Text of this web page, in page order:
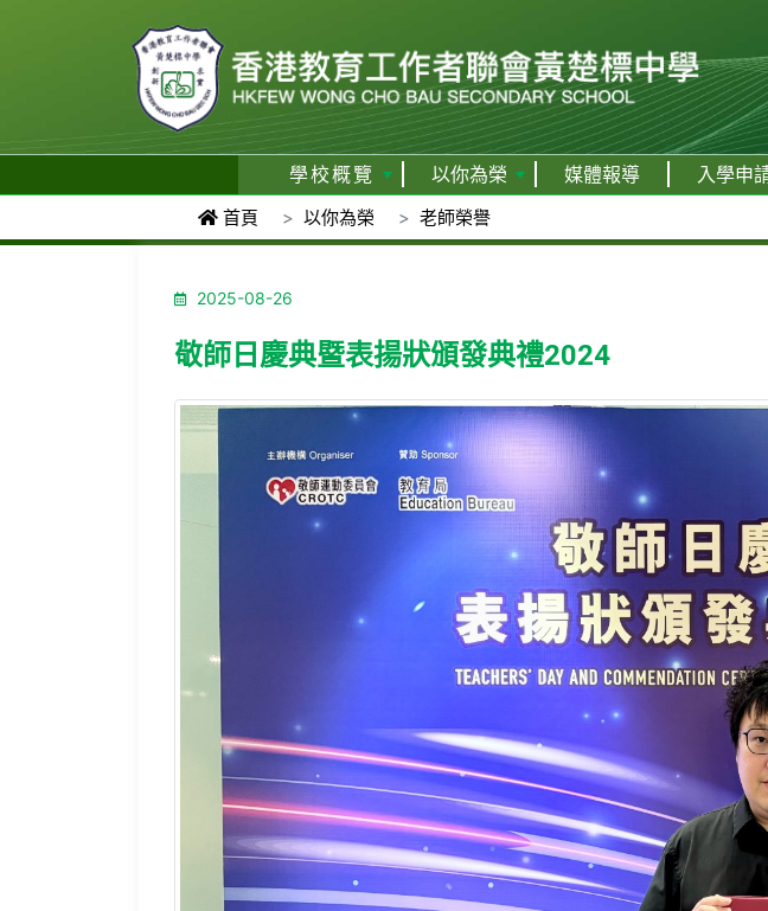
學校概覽 以你為榮 媒體報導 入學申
首頁 以你為榮 老師榮譽
2025-08-26
敬師日慶典暨表揚狀頒發典禮2024